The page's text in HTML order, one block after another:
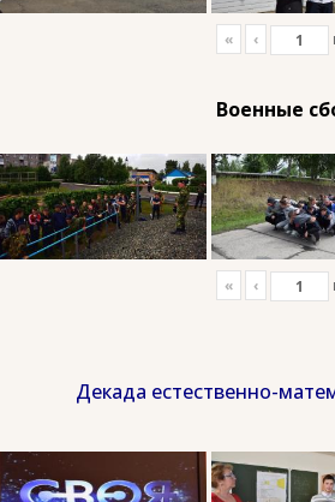
« ‹
Военные
« ‹
Декада естественно-